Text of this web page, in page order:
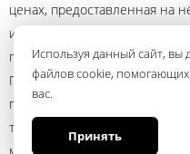
Используя данный сайт, вы
файлов cookie, помогающих
вас.
Принять
ценах, предоставленная на
информационный характер и
публичной офертой,
Гражданского кодекса
подробной информации о
товаров и (или) услуг,